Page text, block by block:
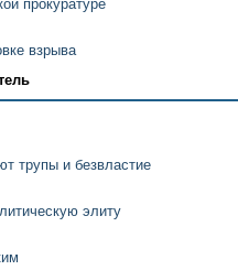
прокуратуре
взрыва
трупы и безвластие
элиту